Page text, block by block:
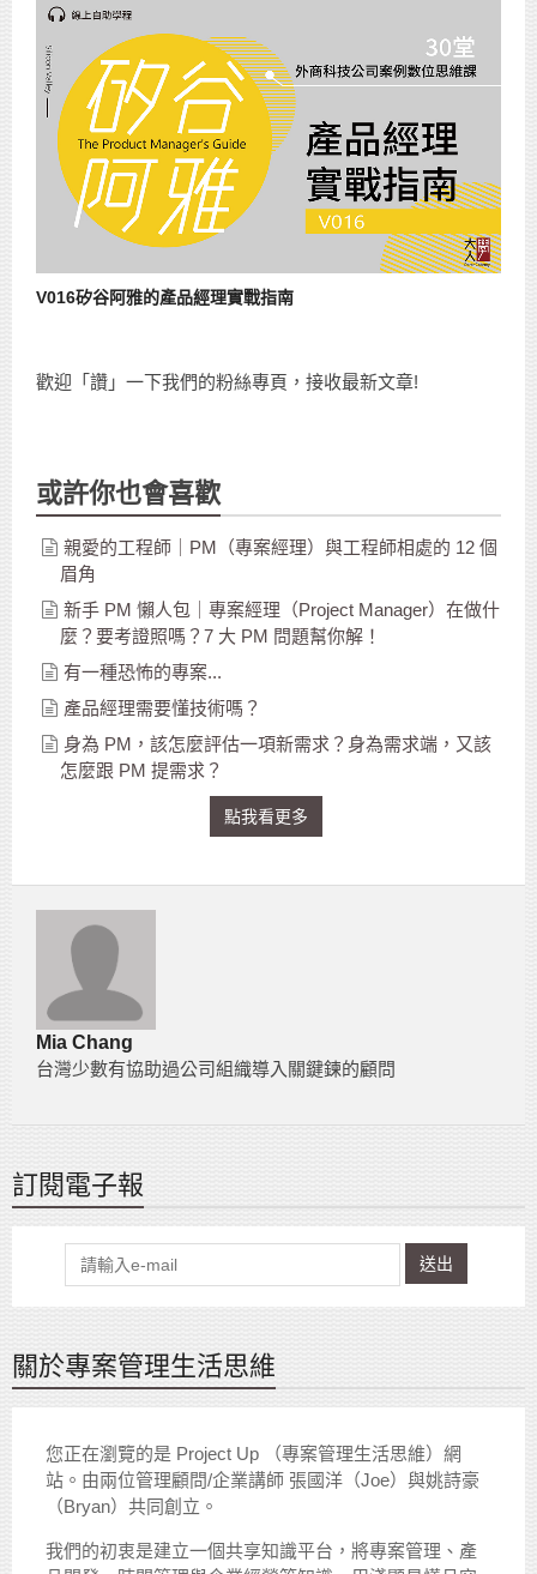
V016矽谷阿雅的產品經理實戰指南
歡迎「讚」一下我們的粉絲專頁，接收最新文章!
或許你也會喜歡
親愛的工程師｜PM（專案經理）與工程師相處的 12 個
眉角
新手 PM 懶人包｜專案經理（Project Manager）在做什
麼？要考證照嗎？7 大 PM 問題幫你解！
有一種恐怖的專案...
產品經理需要懂技術嗎？
身為 PM，該怎麼評估一項新需求？身為需求端，又該
怎麼跟 PM 提需求？
點我看更多
Mia Chang
台灣少數有協助過公司組織導入關鍵鍊的顧問
訂閱電子報
送出
關於專案管理生活思維
您正在瀏覽的是 Project Up （專案管理生活思維）網
站。由兩位管理顧問/企業講師 張國洋（Joe）與姚詩豪
（Bryan）共同創立。
我們的初衷是建立一個共享知識平台，將專案管理、產